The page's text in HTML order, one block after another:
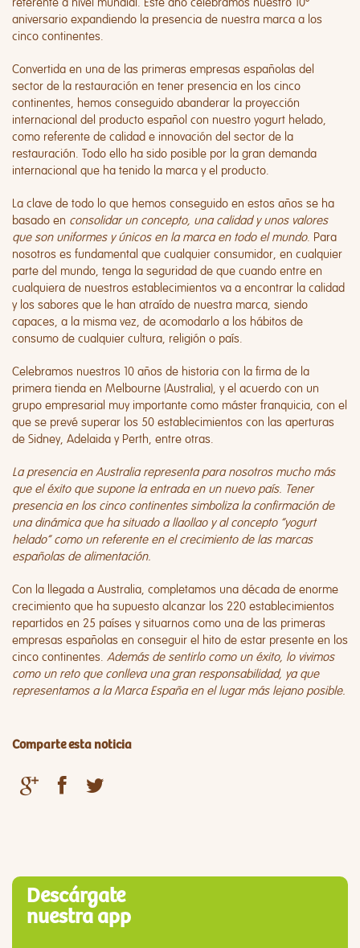
aniversario expandiendo la presencia de nuestra marca a los
cinco continentes.
Convertida en una de las primeras empresas españolas del
sector de la restauración en tener presencia en los cinco
continentes, hemos conseguido abanderar la proyección
internacional del producto español con nuestro yogurt helado,
como referente de calidad e innovación del sector de la
restauración. Todo ello ha sido posible por la gran demanda
internacional que ha tenido la marca y el producto.
La clave de todo lo que hemos conseguido en estos años se ha
basado en consolidar un concepto, una calidad y unos valores
que son uniformes y únicos en la marca en todo el mundo. Para
nosotros es fundamental que cualquier consumidor, en cualquier
parte del mundo, tenga la seguridad de que cuando entre en
cualquiera de nuestros establecimientos va a encontrar la calidad
y los sabores que le han atraído de nuestra marca, siendo
capaces, a la misma vez, de acomodarlo a los hábitos de
consumo de cualquier cultura, religión o país.
Celebramos nuestros 10 años de historia con la firma de la
primera tienda en Melbourne (Australia), y el acuerdo con un
grupo empresarial muy importante como máster franquicia, con el
que se prevé superar los 50 establecimientos con las aperturas
de Sidney, Adelaida y Perth, entre otras.
La presencia en Australia representa para nosotros mucho más
que el éxito que supone la entrada en un nuevo país. Tener
presencia en los cinco continentes simboliza la confirmación de
una dinámica que ha situado a llaollao y al concepto “yogurt
helado” como un referente en el crecimiento de las marcas
españolas de alimentación.
Con la llegada a Australia, completamos una década de enorme
crecimiento que ha supuesto alcanzar los 220 establecimientos
repartidos en 25 países y situarnos como una de las primeras
empresas españolas en conseguir el hito de estar presente en los
cinco continentes. Además de sentirlo como un éxito, lo vivimos
como un reto que conlleva una gran responsabilidad, ya que
representamos a la Marca España en el lugar más lejano posible.
Comparte esta noticia
Descárgate
nuestra app